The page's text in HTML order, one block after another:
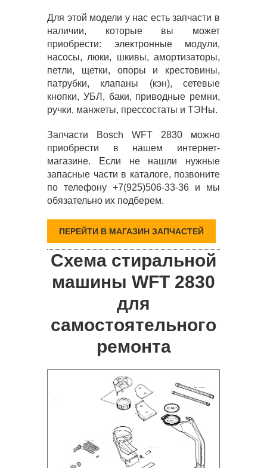
Для этой модели у нас есть запчасти в
наличии, которые вы может
приобрести: электронные модули,
насосы, люки, шкивы, амортизаторы,
петли, щетки, опоры и крестовины,
патрубки, клапаны (кэн), сетевые
кнопки, УБЛ, баки, приводные ремни,
ручки, манжеты, прессостаты и ТЭНы.
Запчасти Bosch WFT 2830 можно
приобрести в нашем интернет-
магазине. Если не нашли нужные
запасные части в каталоге, позвоните
по телефону +7(925)506-33-36 и мы
обязательно их подберем.
ПЕРЕЙТИ В МАГАЗИН ЗАПЧАСТЕЙ
Схема стиральной
машины WFT 2830
для
самостоятельного
ремонта